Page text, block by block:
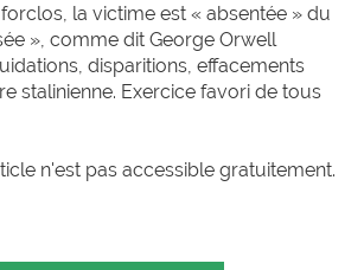
la victime est « absentée » du
», comme dit George Orwell
disparitions, effacements
stalinienne. Exercice favori de tous
n'est pas accessible gratuitement.